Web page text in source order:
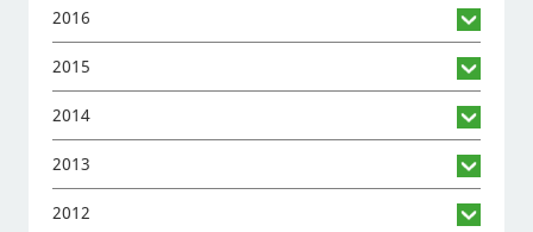
2016
2015
2014
2013
2012